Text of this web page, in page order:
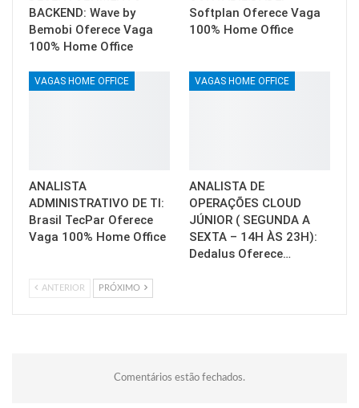
BACKEND: Wave by
Bemobi Oferece Vaga
100% Home Office
Softplan Oferece Vaga
100% Home Office
VAGAS HOME OFFICE
ANALISTA
ADMINISTRATIVO DE TI:
Brasil TecPar Oferece
Vaga 100% Home Office
VAGAS HOME OFFICE
ANALISTA DE
OPERAÇÕES CLOUD
JÚNIOR ( SEGUNDA A
SEXTA – 14H ÀS 23H):
Dedalus Oferece…
ANTERIOR PRÓXIMO
Comentários estão fechados.